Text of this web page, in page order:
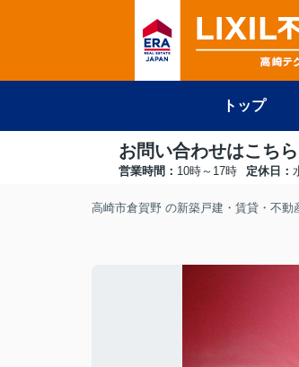
トップ
お問い合わせはこちら
営業時間： 10時～17時 定休日：
高崎市倉賀野 の新築戸建・賃貸・不